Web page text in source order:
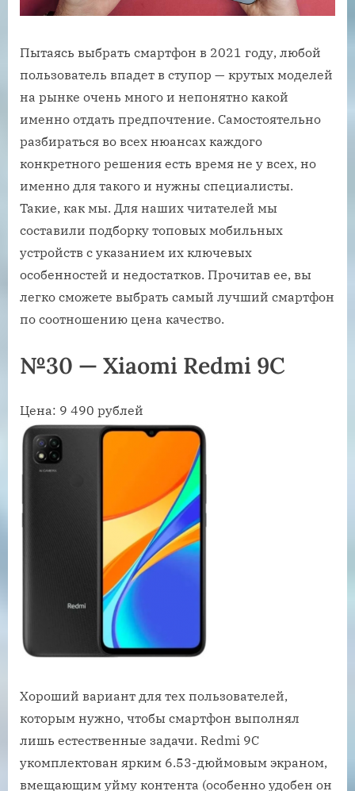
Пытаясь выбрать смартфон в 2021 году, любой
пользователь впадет в ступор — крутых моделей
на рынке очень много и непонятно какой
именно отдать предпочтение. Самостоятельно
разбираться во всех нюансах каждого
конкретного решения есть время не у всех, но
именно для такого и нужны специалисты.
Такие, как мы. Для наших читателей мы
составили подборку топовых мобильных
устройств с указанием их ключевых
особенностей и недостатков. Прочитав ее, вы
легко сможете выбрать самый лучший смартфон
по соотношению цена качество.
№30 — Xiaomi Redmi 9C
Цена: 9 490 рублей
Хороший вариант для тех пользователей,
которым нужно, чтобы смартфон выполнял
лишь естественные задачи. Redmi 9C
укомплектован ярким 6.53-дюймовым экраном,
вмещающим уйму контента (особенно удобен он